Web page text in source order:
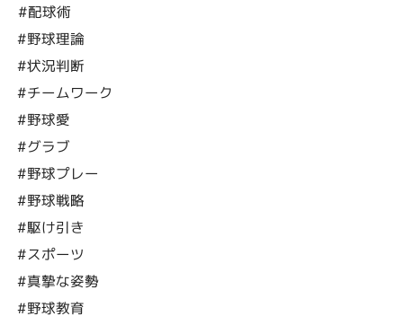
#配球術
#野球理論
#状況判断
#チームワーク
#野球愛
#グラブ
#野球プレー
#野球戦略
#駆け引き
#スポーツ
#真摯な姿勢
#野球教育